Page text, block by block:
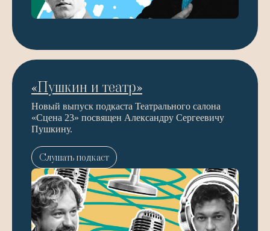
«Пушкин и театр»
Новый выпуск подкаста Театрального салона
«Сцена 23» посвящен Александру Сергеевичу
Пушкину.
Слушать подкаст